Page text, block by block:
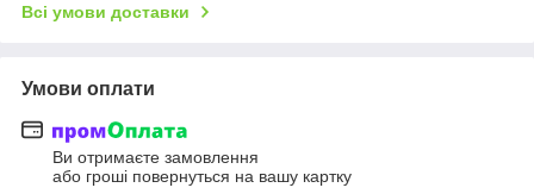
Всі умови доставки
Умови оплати
Ви отримаєте замовлення
або гроші повернуться на вашу картку